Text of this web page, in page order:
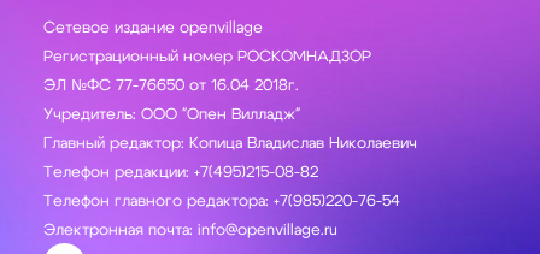
Сетевое издание openvillage
Регистрационный номер РОСКОМНАДЗОР
ЭЛ №ФС 77-76650 от 16.04 2018г.
Учредитель: ООО "Опен Вилладж"
Главный редактор: Копица Владислав Николаевич
Телефон редакции: +7(495)215-08-82
Телефон главного редактора: +7(985)220-76-54
Электронная почта: info@openvillage.ru